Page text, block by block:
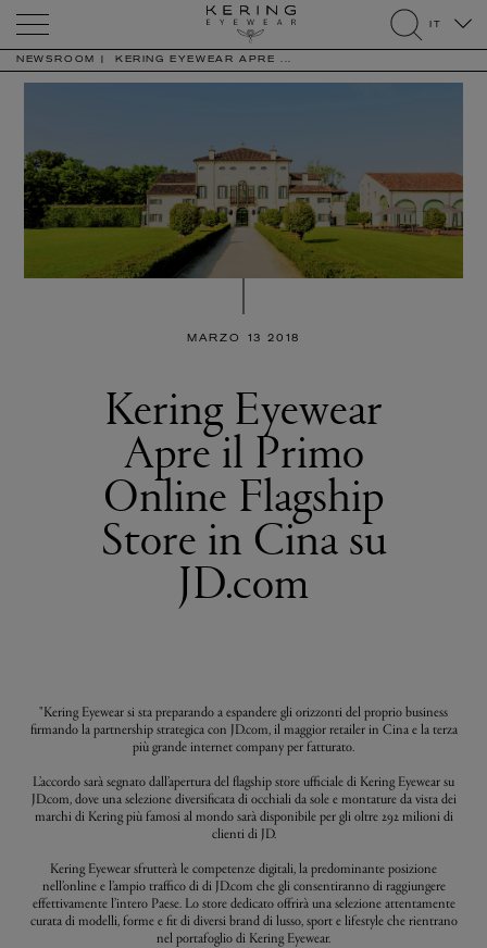
search
IT
NEWSROOM KERING EYEWEAR APRE ...
MARZO 13 2018
Kering Eyewear
Apre il Primo
Online Flagship
Store in Cina su
JD.com
"Kering Eyewear si sta preparando a espandere gli orizzonti del proprio business
firmando la partnership strategica con JD.com, il maggior retailer in Cina e la terza
più grande internet company per fatturato.
L’accordo sarà segnato dall’apertura del flagship store ufficiale di Kering Eyewear su
JD.com, dove una selezione diversificata di occhiali da sole e montature da vista dei
marchi di Kering più famosi al mondo sarà disponibile per gli oltre 292 milioni di
clienti di JD.
Kering Eyewear sfrutterà le competenze digitali, la predominante posizione
nell’online e l’ampio traffico di di JD.com che gli consentiranno di raggiungere
effettivamente l’intero Paese. Lo store dedicato offrirà una selezione attentamente
curata di modelli, forme e fit di diversi brand di lusso, sport e lifestyle che rientrano
nel portafoglio di Kering Eyewear.